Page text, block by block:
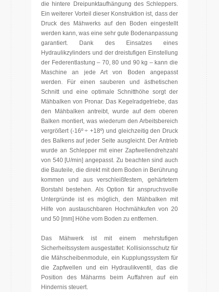
die hintere Dreipunktaufhängung des Schleppers.
Ein weiterer Vorteil dieser Konstruktion ist, dass der
Druck des Mähwerks auf den Boden eingestellt
werden kann, was eine sehr gute Bodenanpassung
garantiert. Dank des Einsatzes eines
Hydraulikzylinders und der dreistufigen Einstellung
der Federentlastung – 70, 80 und 90 kg – kann die
Maschine an jede Art von Boden angepasst
werden. Für einen sauberen und ästhetischen
Schnitt und eine optimale Schnitthöhe sorgt der
Mähbalken von Pronar. Das Kegelradgetriebe, das
den Mähbalken antreibt, wurde auf dem oberen
Balken montiert, was wiederum den Arbeitsbereich
vergrößert (-16º ÷ +18º) und gleichzeitig den Druck
des Balkens auf jeder Seite ausgleicht. Der Antrieb
wurde an Schlepper mit einer Zapfwellendrehzahl
von 540 [U/min] angepasst. Zu beachten sind auch
die Bauteile, die direkt mit dem Boden in Berührung
kommen und aus verschleißfestem, gehärtetem
Borstahl bestehen. Als Option für anspruchsvolle
Untergründe ist es möglich, den Mähbalken mit
Hilfe von austauschbaren Hochmähkufen von 20
und 50 [mm] Höhe vom Boden zu entfernen.
Das Mähwerk ist mit einem mehrstufigen
Sicherheitssystem ausgestattet: Kollisionsschutz für
die Mähscheibenmodule, ein Kupplungssystem für
die Zapfwellen und ein Hydraulikventil, das die
Position des Mäharms beim Auffahren auf ein
Hindernis steuert.